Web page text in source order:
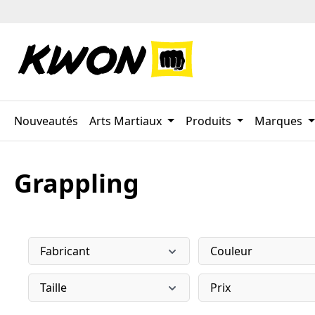
Nouveautés Arts Martiaux Produits Marques
Grappling
Fabricant Couleur
Taille Prix